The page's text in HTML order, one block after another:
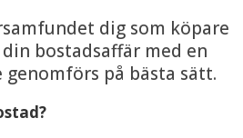
dig som köpare
bostadsaffär med en
på bästa sätt.